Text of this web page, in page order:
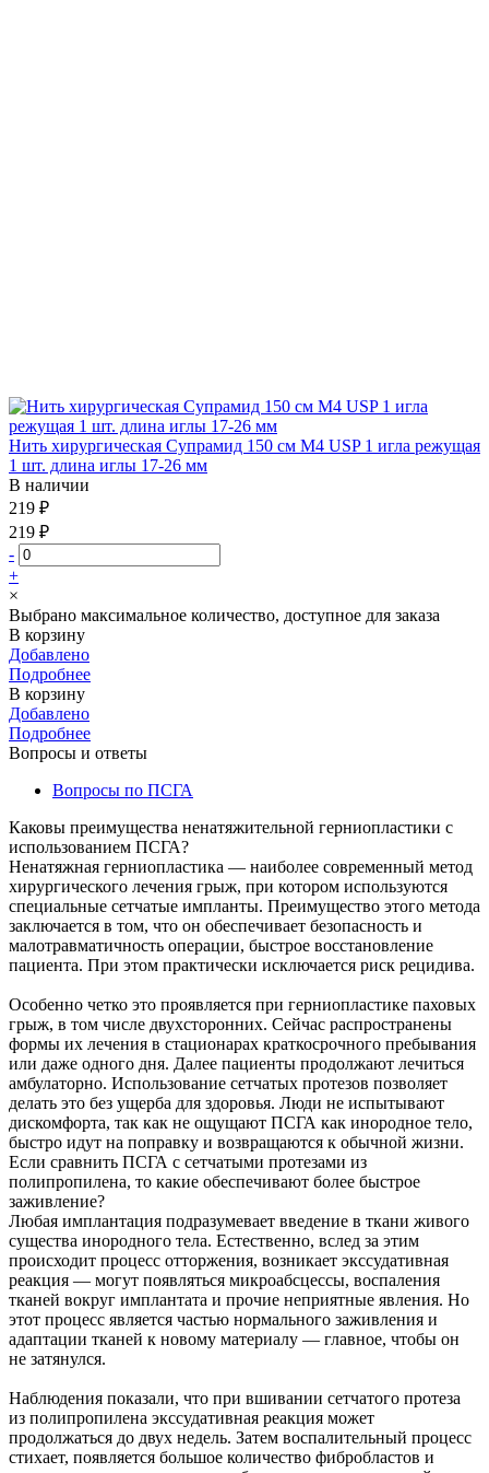
Нить хирургическая Супрамид 150 см М4 USP 1 игла режущая
1 шт. длина иглы 17-26 мм
В наличии
219 ₽
219 ₽
-
+
×
Выбрано максимальное количество, доступное для заказа
В корзину
Добавлено
Подробнее
В корзину
Добавлено
Подробнее
Вопросы и ответы
Вопросы по ПСГА
Каковы преимущества ненатяжительной герниопластики с
использованием ПСГА?
Ненатяжная герниопластика — наиболее современный метод
хирургического лечения грыж, при котором используются
специальные сетчатые импланты. Преимущество этого метода
заключается в том, что он обеспечивает безопасность и
малотравматичность операции, быстрое восстановление
пациента. При этом практически исключается риск рецидива.
Особенно четко это проявляется при герниопластике паховых
грыж, в том числе двухсторонних. Сейчас распространены
формы их лечения в стационарах краткосрочного пребывания
или даже одного дня. Далее пациенты продолжают лечиться
амбулаторно. Использование сетчатых протезов позволяет
делать это без ущерба для здоровья. Люди не испытывают
дискомфорта, так как не ощущают ПСГА как инородное тело,
быстро идут на поправку и возвращаются к обычной жизни.
Если сравнить ПСГА с сетчатыми протезами из
полипропилена, то какие обеспечивают более быстрое
заживление?
Любая имплантация подразумевает введение в ткани живого
существа инородного тела. Естественно, вслед за этим
происходит процесс отторжения, возникает экссудативная
реакция — могут появляться микроабсцессы, воспаления
тканей вокруг имплантата и прочие неприятные явления. Но
этот процесс является частью нормального заживления и
адаптации тканей к новому материалу — главное, чтобы он
не затянулся.
Наблюдения показали, что при вшивании сетчатого протеза
из полипропилена экссудативная реакция может
продолжаться до двух недель. Затем воспалительный процесс
стихает, появляется большое количество фибробластов и